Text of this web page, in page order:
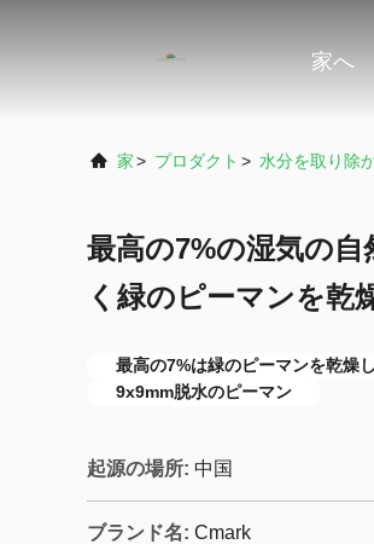
家へ
家> プロダクト > 水分を取り除
最高の7%の湿気の
く緑のピーマンを乾
最高の7%は緑のピーマンを乾燥
9x9mm脱水のピーマン
起源の場所: 中国
ブランド名: Cmark